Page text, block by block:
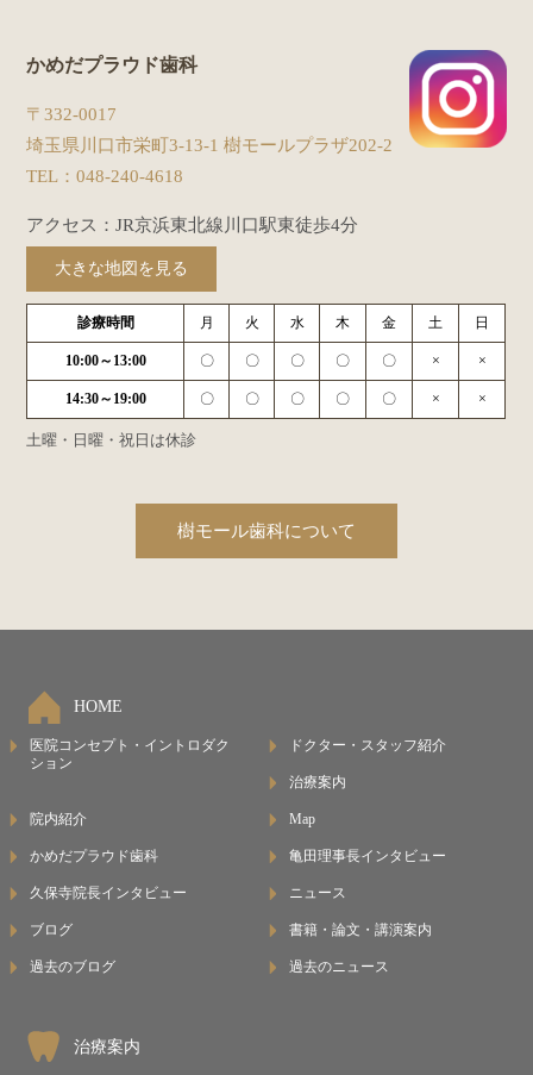
かめだプラウド歯科
〒332-0017
埼玉県川口市栄町3-13-1 樹モールプラザ202-2
TEL：048-240-4618
アクセス：JR京浜東北線川口駅東徒歩4分
大きな地図を見る
診療時間 月 火 水 木 金 土 日
10:00～13:00 〇 〇 〇 〇 〇 × ×
14:30～19:00 〇 〇 〇 〇 〇 × ×
土曜・日曜・祝日は休診
樹モール歯科について
HOME
医院コンセプト・イントロダク
ション
ドクター・スタッフ紹介
治療案内
院内紹介 Map
かめだプラウド歯科 亀田理事長インタビュー
久保寺院長インタビュー ニュース
ブログ 書籍・論文・講演案内
過去のブログ 過去のニュース
治療案内